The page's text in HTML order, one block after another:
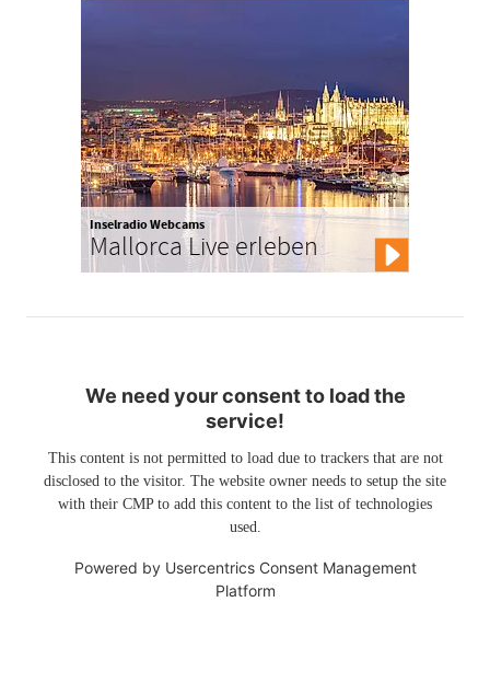
Inselradio Webcams
Mallorca Live erleben
We need your consent to load the
service!
This content is not permitted to load due to trackers that are not
disclosed to the visitor. The website owner needs to setup the site
with their CMP to add this content to the list of technologies
used.
Powered by Usercentrics Consent Management
Platform